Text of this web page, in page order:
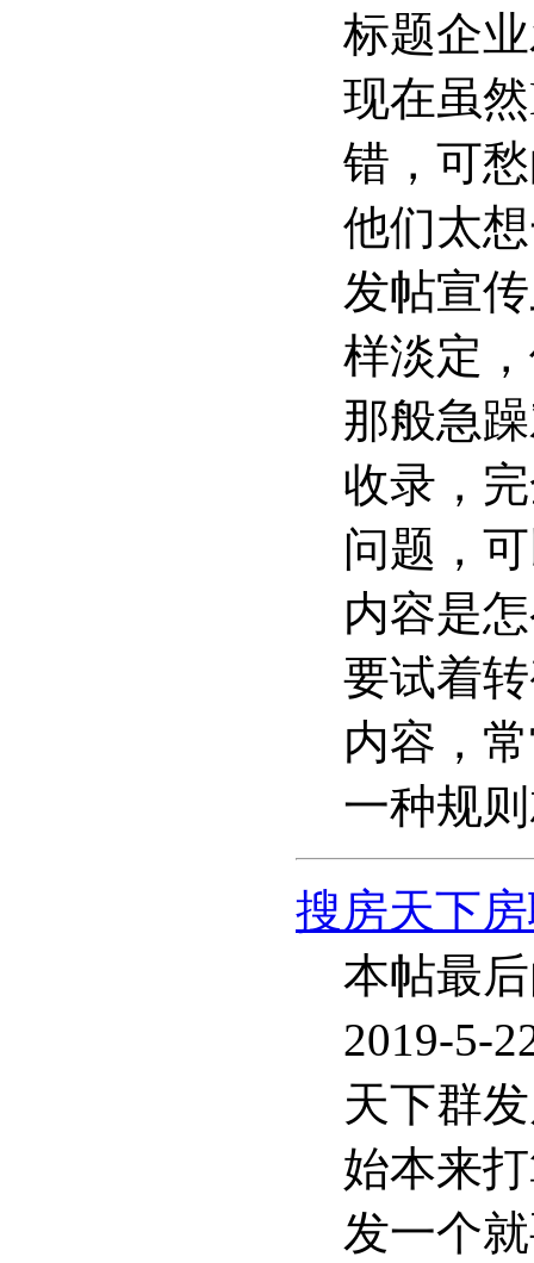
标题企
现在虽
错，可
他们太
发帖宣
样淡定
那般急
收录，
问题，
内容是
要试着
内容，
一种规
搜房天下
本帖最
2019-5-
天下群
始本来
发一个